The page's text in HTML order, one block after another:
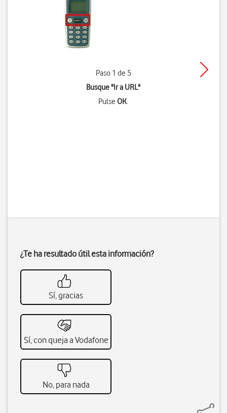
Paso 1 de 5
Busque "Ir a URL"
PulseOK.
¿Te ha resultado útil esta información?
Sí, gracias
Sí, con queja a Vodafone
No, para nada